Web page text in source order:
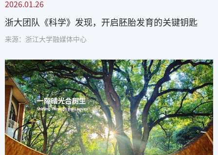
2026.01.26
浙大团队《科学》发现，开启胚胎发育的关键钥匙
来源：浙江大学融媒体中心